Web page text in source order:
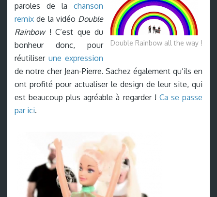
Double Rainbow all the way !
paroles de la chanson
remix de la vidéo Double
Rainbow! C’est que du
bonheur donc, pour
réutiliser une expression
de notre cher Jean-Pierre. Sachez également qu’ils en
ont profité pour actualiser le design de leur site, qui
est beaucoup plus agréable à regarder ! Ca se passe
par ici.